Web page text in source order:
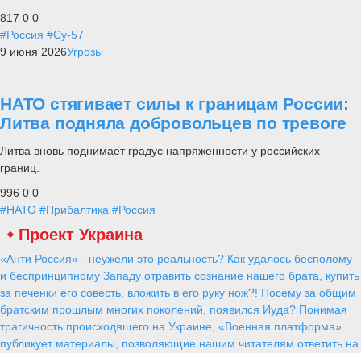
817 0 0
#Россия #Су-57
9 июня 2026Угрозы
НАТО стягивает силы к границам России:
Литва подняла добровольцев по тревоге
Литва вновь поднимает градус напряженности у российских
границ.
996 0 0
#НАТО #Прибалтика #Россия
Проект Украина
«Анти Россия» - неужели это реальность? Как удалось бесполому
и беспринципному Западу отравить сознание нашего брата, купить
за печенки его совесть, вложить в его руку нож?! Посему за общим
братским прошлым многих поколений, появился Иуда? Понимая
трагичность происходящего на Украине, «Военная платформа»
публикует материалы, позволяющие нашим читателям ответить на